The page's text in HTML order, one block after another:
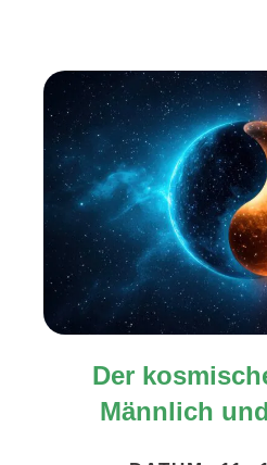
Der
Männlich